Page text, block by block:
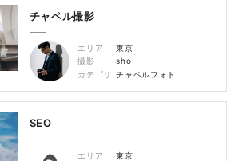
チャペル撮影
エリア
東京
撮影
sho
カテゴリ
チャペルフォト
SEO
エリア
東京